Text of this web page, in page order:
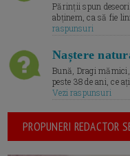
Părinții spun
abținem, ca să fie
raspunsuri
Naștere
Bună, Dragi
peste 38 de ani, ce
Vezi raspunsuri
PROPUNERI REDACTOR